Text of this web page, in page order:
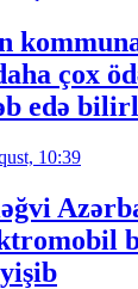
çox
edə
10:39